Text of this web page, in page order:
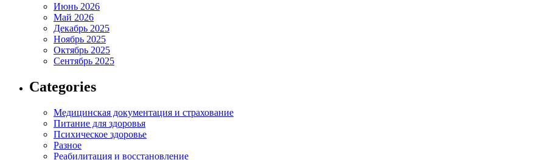
Июнь 2026
Май 2026
Декабрь 2025
Ноябрь 2025
Октябрь 2025
Сентябрь 2025
Categories
Медицинская документация и страхование
Питание для здоровья
Психическое здоровье
Разное
Реабилитация и восстановление